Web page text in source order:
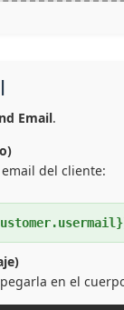
Email.
del cliente:
en el